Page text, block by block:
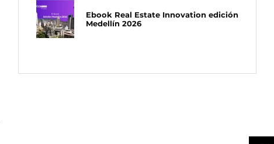
Ebook Real Estate Innovation edición
Medellín 2026